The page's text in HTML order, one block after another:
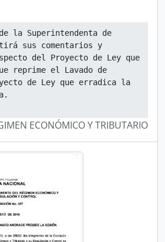
de la Superintendenta de
sus comentarios y
del Proyecto de Ley que
reprime el Lavado de
de Ley que erradica la
ECONÓMICO Y TRIBUTARIO